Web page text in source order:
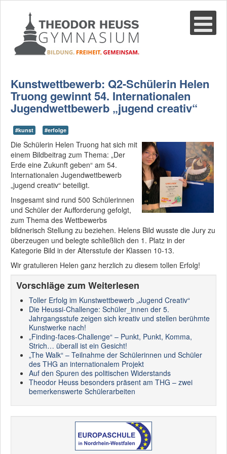
Kunstwettbewerb: Q2-Schülerin Helen
Truong gewinnt 54. Internationalen
Jugendwettbewerb „jugend creativ“
#kunst #erfolge
Die Schülerin Helen Truong hat sich mit
einem Bildbeitrag zum Thema: „Der
Erde eine Zukunft geben“ am 54.
Internationalen Jugendwettbewerb
„jugend creativ“ beteiligt.
Insgesamt sind rund 500 Schülerinnen
und Schüler der Aufforderung gefolgt,
zum Thema des Wettbewerbs
bildnerisch Stellung zu beziehen. Helens Bild wusste die Jury zu
überzeugen und belegte schließlich den 1. Platz in der
Kategorie Bild in der Altersstufe der Klassen 10-13.
Wir gratulieren Helen ganz herzlich zu diesem tollen Erfolg!
Vorschläge zum Weiterlesen
Toller Erfolg im Kunstwettbewerb „Jugend Creativ“
Die Heussi-Challenge: Schüler_innen der 5.
Jahrgangsstufe zeigen sich kreativ und stellen berühmte
Kunstwerke nach!
„Finding-faces-Challenge“ – Punkt, Punkt, Komma,
Strich… überall ist ein Gesicht!
„The Walk“ – Teilnahme der Schülerinnen und Schüler
des THG an internationalem Projekt
Auf den Spuren des politischen Widerstands
Theodor Heuss besonders präsent am THG – zwei
bemerkenswerte Schülerarbeiten